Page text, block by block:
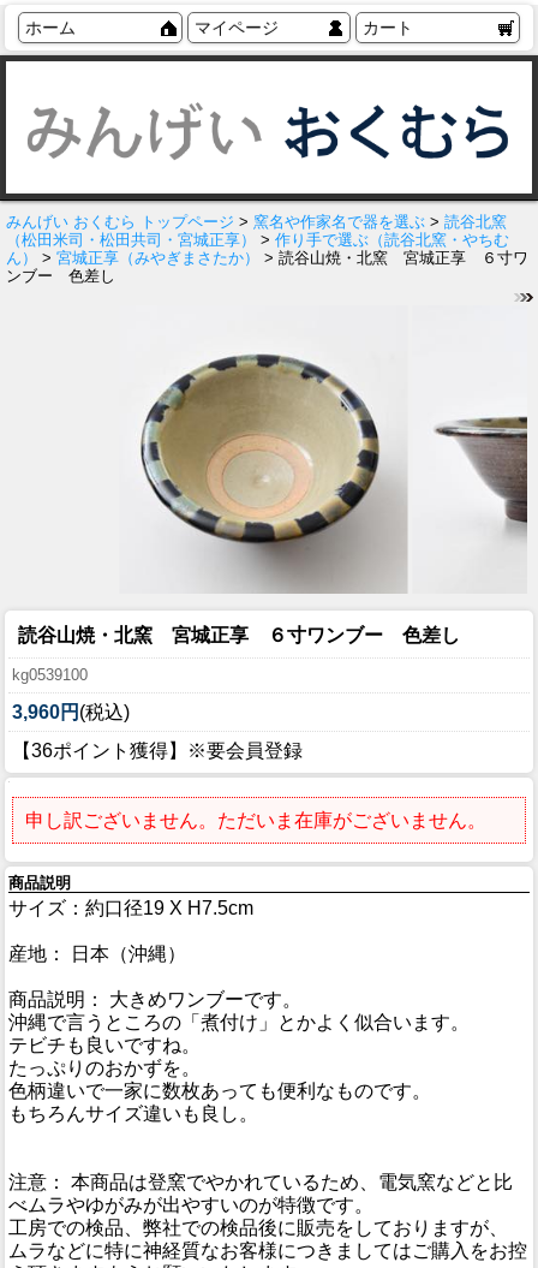
ホーム マイページ カート
みんげい おくむら トップページ > 窯名や作家名で器を選ぶ > 読谷北窯
（松田米司・松田共司・宮城正享）
> 作り手で選ぶ（読谷北窯・やちむ
ん）
> 宮城正享（みやぎまさたか）
> 読谷山焼・北窯 宮城正享 ６寸ワ
ンブー 色差し
読谷山焼・北窯 宮城正享 ６寸ワンブー 色差し
kg0539100
3,960円 (税込)
【36ポイント獲得】※要会員登録
申し訳ございません。ただいま在庫がございません。
商品説明
サイズ：約口径19 X H7.5cm
産地： 日本（沖縄）
商品説明： 大きめワンブーです。
沖縄で言うところの「煮付け」とかよく似合います。
テビチも良いですね。
たっぷりのおかずを。
色柄違いで一家に数枚あっても便利なものです。
もちろんサイズ違いも良し。
注意： 本商品は登窯でやかれているため、電気窯などと比
べムラやゆがみが出やすいのが特徴です。
工房での検品、弊社での検品後に販売をしておりますが、
ムラなどに特に神経質なお客様につきましてはご購入をお控